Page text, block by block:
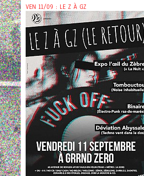
VEN 11/09 : LE Z À GZ